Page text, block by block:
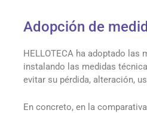
Adopción de
HELLOTECA ha adoptado
instalando las medidas
evitar su pérdida, alteración,
En concreto, en la